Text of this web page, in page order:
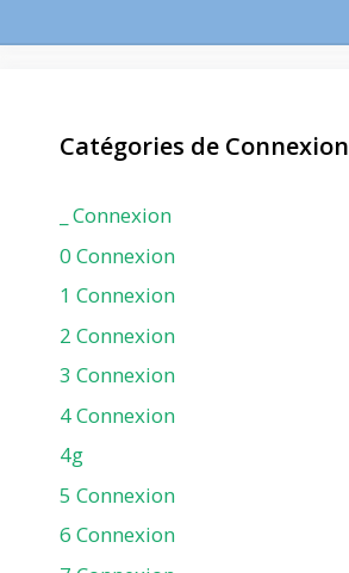
Catégories de Connexion
_ Connexion
0 Connexion
1 Connexion
2 Connexion
3 Connexion
4 Connexion
4g
5 Connexion
6 Connexion